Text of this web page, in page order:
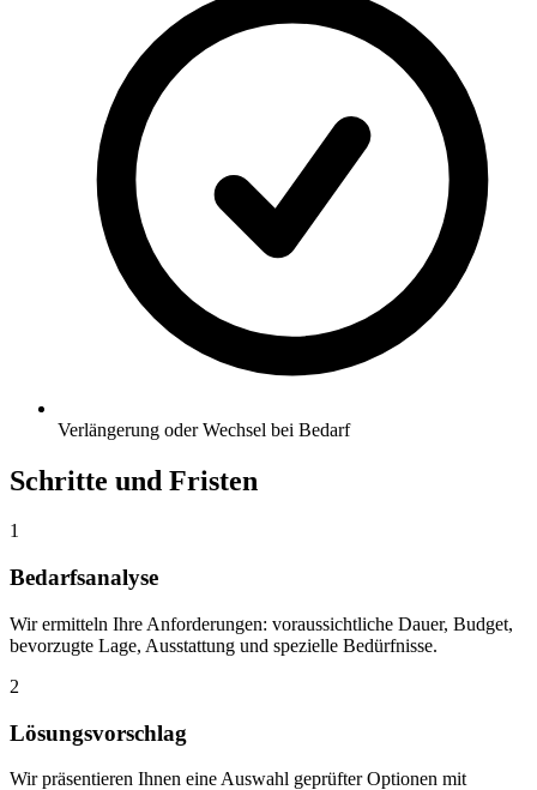
Verlängerung oder Wechsel bei Bedarf
Schritte und Fristen
1
Bedarfsanalyse
Wir ermitteln Ihre Anforderungen: voraussichtliche Dauer, Budget,
bevorzugte Lage, Ausstattung und spezielle Bedürfnisse.
2
Lösungsvorschlag
Wir präsentieren Ihnen eine Auswahl geprüfter Optionen mit